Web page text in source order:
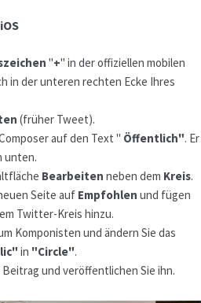
"+" in der offiziellen mobilen
in der unteren rechten Ecke Ihres
(früher Tweet).
auf den Text " Öffentlich". Er
unten.
Bearbeiten neben dem Kreis.
Seite auf Empfohlen und fügen
Twitter-Kreis hinzu.
Komponisten und ändern Sie das
in "Circle".
und veröffentlichen Sie ihn.